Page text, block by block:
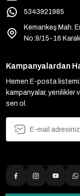
5343921985
Kemankeş Mah.
No:9/15-16
Kampanyalardan
Hemen E-posta
kampanyalar, yenilikler
sen ol.